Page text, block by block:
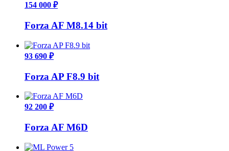
154 000 ₽
Forza AF M8.14 bit
93 690 ₽
Forza AP F8.9 bit
92 200 ₽
Forza AF M6D